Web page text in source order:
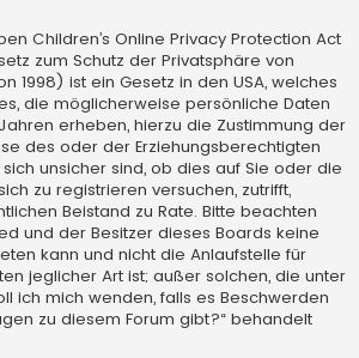
Children’s Online Privacy Protection Act
zum Schutz der Privatsphäre von
1998) ist ein Gesetz in den USA, welches
die möglicherweise persönliche Daten
erheben, hierzu die Zustimmung der
des oder der Erziehungsberechtigten
unsicher sind, ob dies auf Sie oder die
zu registrieren versuchen, zutrifft,
Beistand zu Rate. Bitte beachten
und der Besitzer dieses Boards keine
kann und nicht die Anlaufstelle für
jeglicher Art ist; außer solchen, die unter
ich mich wenden, falls es Beschwerden
zu diesem Forum gibt?“ behandelt